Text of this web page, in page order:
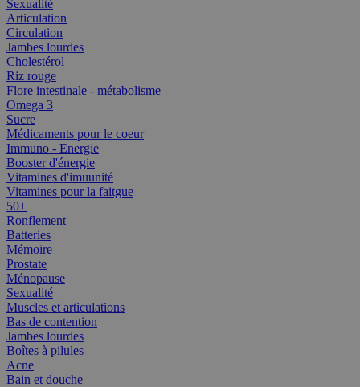
Sexualité
Articulation
Circulation
Jambes lourdes
Cholestérol
Riz rouge
Flore intestinale - métabolisme
Omega 3
Sucre
Médicaments pour le coeur
Immuno - Energie
Booster d'énergie
Vitamines d'imuunité
Vitamines pour la faitgue
50+
Ronflement
Batteries
Mémoire
Prostate
Ménopause
Sexualité
Muscles et articulations
Bas de contention
Jambes lourdes
Boîtes à pilules
Acne
Bain et douche